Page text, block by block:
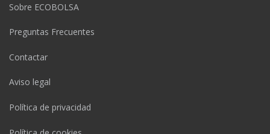
Sobre ECOBOLSA
Preguntas Frecuentes
Contactar
Aviso legal
Política de privacidad